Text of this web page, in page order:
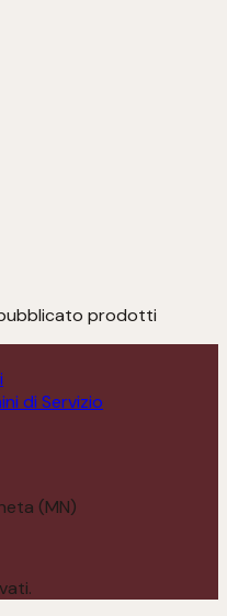
prodotti
di Servizio
(MN)